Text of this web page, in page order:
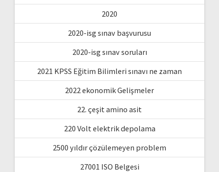
2020
2020-isg sınav başvurusu
2020-isg sınav soruları
2021 KPSS Eğitim Bilimleri sınavı ne zaman
2022 ekonomik Gelişmeler
22. çeşit amino asit
220 Volt elektrik depolama
2500 yıldır çözülemeyen problem
27001 ISO Belgesi